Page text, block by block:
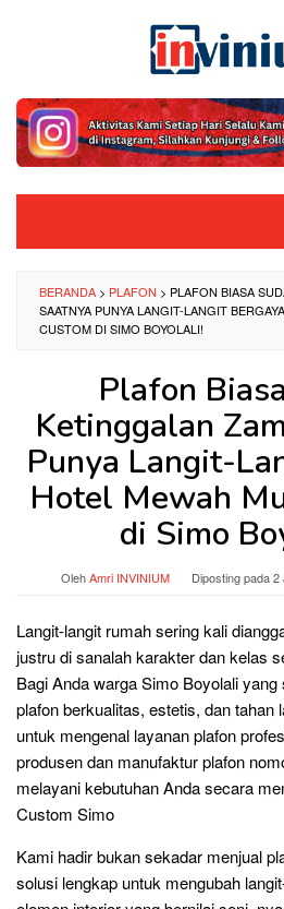
BERANDA > PLAFON > PLAFON BIASA
SAATNYA PUNYA LANGIT-LANGIT
CUSTOM DI SIMO BOYOLALI!
Plafon
Ketinggalan
Punya Langit-
Hotel Mewah
di Simo
OlehAmri INVINIUM Diposting pada2
Langit-langit rumah sering kali
justru di sanalah karakter dan kelas
Bagi Anda warga Simo Boyolali
plafon berkualitas, estetis, dan tahan
untuk mengenal layanan plafon
produsen dan manufaktur plafon
melayani kebutuhan Anda secara
Custom Simo
Kami hadir bukan sekadar menjual
solusi lengkap untuk mengubah